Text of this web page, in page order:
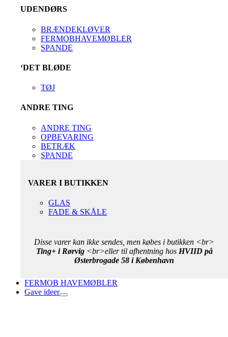
UDENDØRS
BRÆNDEKLØVER
FERMOBHAVEMØBLER
SPANDE
‘DET BLØDE
TØJ
ANDRE TING
ANDRE TING
OPBEVARING
BETRÆK
SPANDE
VARER I BUTIKKEN
GLAS
FADE & SKÅLE
Disse varer kan ikke sendes, men købes i butikken <br>
Ting+ i Rørvig<br>eller til afhentning hos HVIID på
Østerbrogade 58 i København
FERMOB HAVEMØBLER
Gave ideer